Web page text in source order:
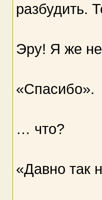
разбудить.
Эру! Я же
«Спасибо».
… что?
«Давно так